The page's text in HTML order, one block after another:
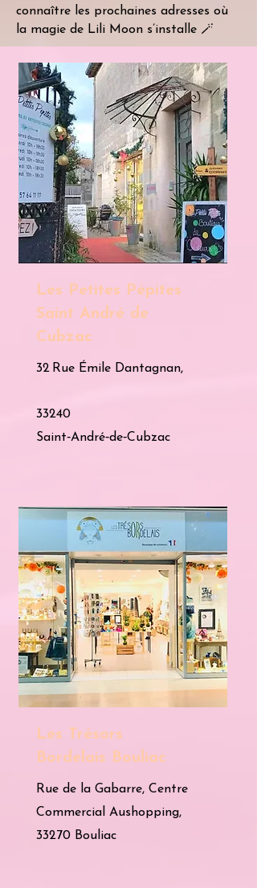
connaître les prochaines adresses où
la magie de Lili Moon s’installe 🪄
Les Petites Pépites
Saint André de
Cubzac
32 Rue Émile Dantagnan,
33240
Saint‑André‑de‑Cubzac
Les Trésors
Bordelais Bouliac
Rue de la Gabarre, Centre
Commercial Aushopping,
33270 Bouliac